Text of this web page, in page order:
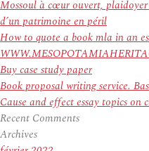
Mossoul à cœur ouvert,
d’un patrimoine en péril
How to quote a book mla in an
Buy case study paper
Book proposal writing service.
Cause and effect essay topics on
Recent Comments
Archives